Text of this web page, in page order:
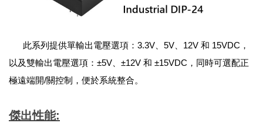
此系列提供單輸出電壓選項：3.3V、5V、12V 和 15VDC，
以及雙輸出電壓選項：±5V、±12V 和 ±15VDC，同時可選配正
極遠端開/關控制，便於系統整合。
傑出性能: